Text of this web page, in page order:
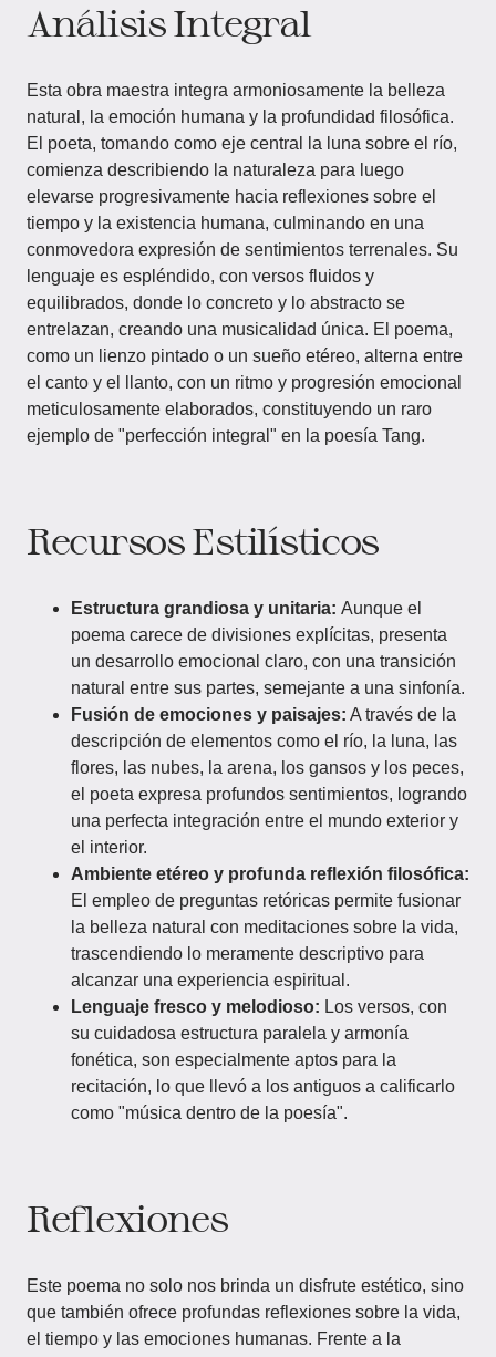
Análisis Integral
Esta obra maestra integra armoniosamente la belleza
natural, la emoción humana y la profundidad filosófica.
El poeta, tomando como eje central la luna sobre el río,
comienza describiendo la naturaleza para luego
elevarse progresivamente hacia reflexiones sobre el
tiempo y la existencia humana, culminando en una
conmovedora expresión de sentimientos terrenales. Su
lenguaje es espléndido, con versos fluidos y
equilibrados, donde lo concreto y lo abstracto se
entrelazan, creando una musicalidad única. El poema,
como un lienzo pintado o un sueño etéreo, alterna entre
el canto y el llanto, con un ritmo y progresión emocional
meticulosamente elaborados, constituyendo un raro
ejemplo de "perfección integral" en la poesía Tang.
Recursos Estilísticos
Estructura grandiosa y unitaria: Aunque el
poema carece de divisiones explícitas, presenta
un desarrollo emocional claro, con una transición
natural entre sus partes, semejante a una sinfonía.
Fusión de emociones y paisajes: A través de la
descripción de elementos como el río, la luna, las
flores, las nubes, la arena, los gansos y los peces,
el poeta expresa profundos sentimientos, logrando
una perfecta integración entre el mundo exterior y
el interior.
Ambiente etéreo y profunda reflexión filosófica:
El empleo de preguntas retóricas permite fusionar
la belleza natural con meditaciones sobre la vida,
trascendiendo lo meramente descriptivo para
alcanzar una experiencia espiritual.
Lenguaje fresco y melodioso: Los versos, con
su cuidadosa estructura paralela y armonía
fonética, son especialmente aptos para la
recitación, lo que llevó a los antiguos a calificarlo
como "música dentro de la poesía".
Reflexiones
Este poema no solo nos brinda un disfrute estético, sino
que también ofrece profundas reflexiones sobre la vida,
el tiempo y las emociones humanas. Frente a la